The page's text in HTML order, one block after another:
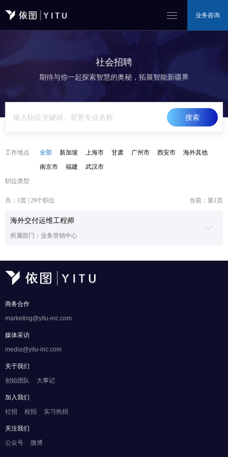
业务咨询
社会招聘
期待与你一起探索智慧的奥秘，拓展智能新疆界
搜索
工作地点 全部 新加坡 上海市 甘肃 广州市 西安市
海外其他
南京市
福建
武汉市
职位类型
共： 1页 | 29个职位 当前：第1页
海外交付运维工程师
所属部门：业务营销中心
商务合作
marketing@yitu-inc.com
媒体采访
media@yitu-inc.com
关于我们
创始团队
大事记
加入我们
社招
校招 实习热招
关注我们
公众号
微博